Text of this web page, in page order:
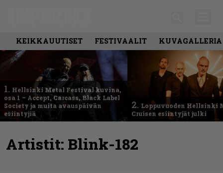
KEIKKAUUTISET FESTIVAALIT KUVAGALLERIA
1. Hellsinki Metal Festival kuvina,
osa 1 – Accept, Carcass, Black Label
Society ja muita avauspäivän
esiintyjiä
2. Loppuvuoden Hellsinki
Cruisen esiintyjät julki
Artistit: Blink-182